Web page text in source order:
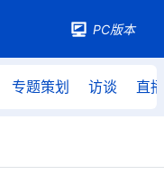
PC版本
专题策划 访谈 直播